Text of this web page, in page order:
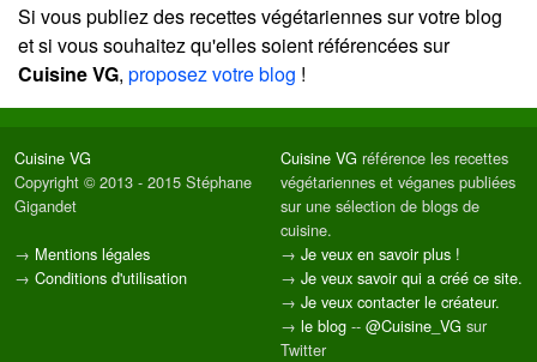
Si vous publiez des recettes végétariennes sur votre blog
et si vous souhaitez qu'elles soient référencées sur
Cuisine VG, proposez votre blog !
Cuisine VG
Copyright © 2013 - 2015 Stéphane
Gigandet
→ Mentions légales
→ Conditions d'utilisation
Cuisine VG référence les recettes
végétariennes et véganes publiées
sur une sélection de blogs de
cuisine.
→ Je veux en savoir plus !
→ Je veux savoir qui a créé ce site.
→ Je veux contacter le créateur.
→ le blog -- @Cuisine_VG sur
Twitter